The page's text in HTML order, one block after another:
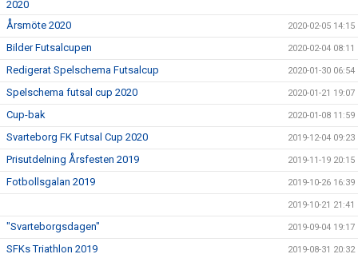
2020
Årsmöte 2020 2020-02-05 14:15
Bilder Futsalcupen 2020-02-04 08:11
Redigerat Spelschema Futsalcup 2020-01-30 06:54
Spelschema futsal cup 2020 2020-01-21 19:07
Cup-bak 2020-01-08 11:59
Svarteborg FK Futsal Cup 2020 2019-12-04 09:23
Prisutdelning Årsfesten 2019 2019-11-19 20:15
Fotbollsgalan 2019 2019-10-26 16:39
2019-10-21 21:41
"Svarteborgsdagen" 2019-09-04 19:17
SFKs Triathlon 2019 2019-08-31 20:32